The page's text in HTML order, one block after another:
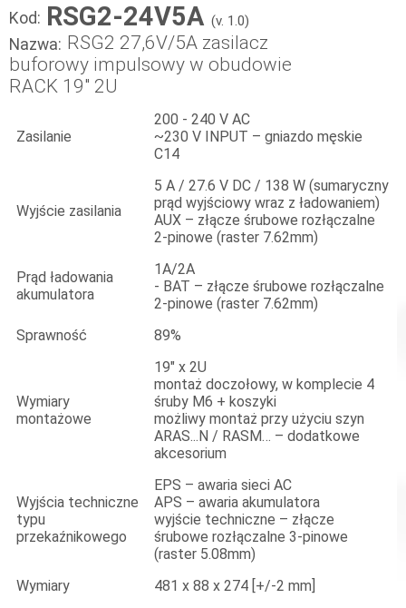
Kod: RSG2-24V5A (v. 1.0)
Nazwa: RSG2 27,6V/5A zasilacz
buforowy impulsowy w obudowie
RACK 19" 2U
Zasilanie
200 - 240 V AC
~230 V INPUT – gniazdo męskie
C14
Wyjście zasilania
5 A / 27.6 V DC / 138 W (sumaryczny
prąd wyjściowy wraz z ładowaniem)
AUX – złącze śrubowe rozłączalne
2-pinowe (raster 7.62mm)
Prąd ładowania
akumulatora
1A/2A
- BAT – złącze śrubowe rozłączalne
2-pinowe (raster 7.62mm)
Sprawność
89%
Wymiary
montażowe
19" x 2U
montaż doczołowy, w komplecie 4
śruby M6 + koszyki
możliwy montaż przy użyciu szyn
ARAS...N / RASM… – dodatkowe
akcesorium
Wyjścia techniczne
typu
przekaźnikowego
EPS – awaria sieci AC
APS – awaria akumulatora
wyjście techniczne – złącze
śrubowe rozłączalne 3-pinowe
(raster 5.08mm)
Wymiary
481 x 88 x 274 [+/-2 mm]